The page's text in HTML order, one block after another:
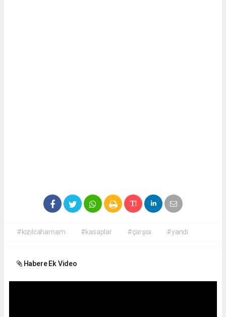
#kızılcahamam #kasaplar #çarşısı #yandı
Habere Ek Video